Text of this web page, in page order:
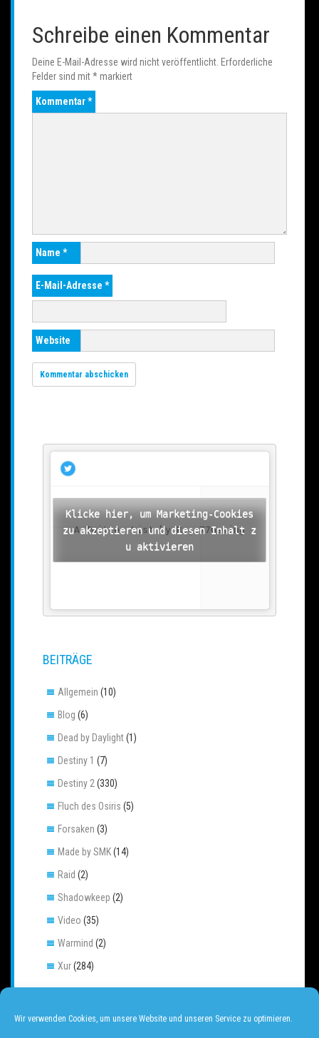
Wir verwenden Cookies, um unsere Website und unseren Service zu optimieren.
Schreibe einen Kommentar
Deine E-Mail-Adresse wird nicht veröffentlicht. Erforderliche
Felder sind mit*markiert
Kommentar*
Name *
E-Mail-Adresse *
Website
A Twitter List by Rage77Gaming
Klicke hier, um Marketing-Cookies
zu akzeptieren und diesen Inhalt z
u aktivieren
BEITRÄGE
Allgemein (10)
Blog (6)
Dead by Daylight(1)
Destiny 1 (7)
Destiny 2(330)
Fluch des Osiris (5)
Forsaken (3)
Made by SMK(14)
Raid (2)
Shadowkeep (2)
Video (35)
Warmind (2)
Xur(284)